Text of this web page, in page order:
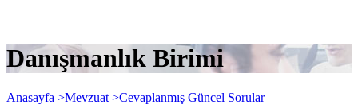
Danışmanlık Birimi
Anasayfa >Mevzuat >Cevaplanmış Güncel Sorular